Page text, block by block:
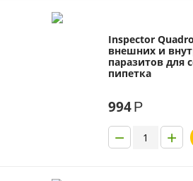
Inspector
внешних и
паразитов для
пипетка
994Р
+
−